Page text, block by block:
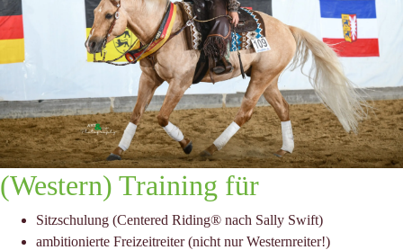
(Western) Training für
Sitzschulung (Centered Riding® nach Sally Swift)
ambitionierte Freizeitreiter (nicht nur Westernreiter!)